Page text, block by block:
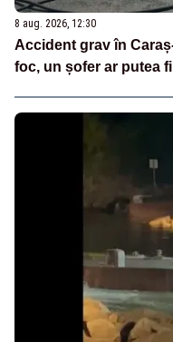
8 aug. 2026, 12:30
Accident grav în
foc, un șofer ar putea